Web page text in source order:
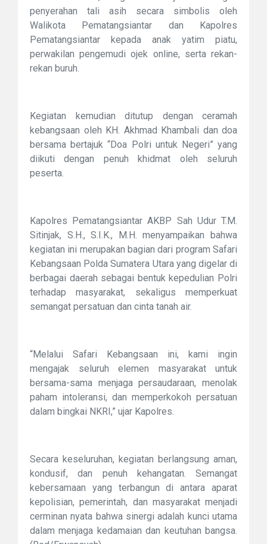
penyerahan tali asih secara simbolis oleh
Walikota Pematangsiantar dan Kapolres
Pematangsiantar kepada anak yatim piatu,
perwakilan pengemudi ojek online, serta rekan-
rekan buruh.
Kegiatan kemudian ditutup dengan ceramah
kebangsaan oleh KH. Akhmad Khambali dan doa
bersama bertajuk “Doa Polri untuk Negeri” yang
diikuti dengan penuh khidmat oleh seluruh
peserta.
Kapolres Pematangsiantar AKBP Sah Udur T.M.
Sitinjak, S.H., S.I.K., M.H. menyampaikan bahwa
kegiatan ini merupakan bagian dari program Safari
Kebangsaan Polda Sumatera Utara yang digelar di
berbagai daerah sebagai bentuk kepedulian Polri
terhadap masyarakat, sekaligus memperkuat
semangat persatuan dan cinta tanah air.
“Melalui Safari Kebangsaan ini, kami ingin
mengajak seluruh elemen masyarakat untuk
bersama-sama menjaga persaudaraan, menolak
paham intoleransi, dan memperkokoh persatuan
dalam bingkai NKRI,” ujar Kapolres.
Secara keseluruhan, kegiatan berlangsung aman,
kondusif, dan penuh kehangatan. Semangat
kebersamaan yang terbangun di antara aparat
kepolisian, pemerintah, dan masyarakat menjadi
cerminan nyata bahwa sinergi adalah kunci utama
dalam menjaga kedamaian dan keutuhan bangsa.